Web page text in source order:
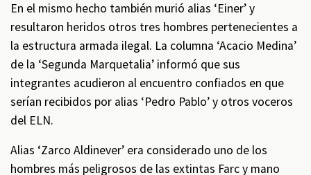
En el mismo hecho también murió alias ‘Einer’ y
resultaron heridos otros tres hombres pertenecientes a
la estructura armada ilegal. La columna ‘Acacio Medina’
de la ‘Segunda Marquetalia’ informó que sus
integrantes acudieron al encuentro confiados en que
serían recibidos por alias ‘Pedro Pablo’ y otros voceros
del ELN.
Alias ‘Zarco Aldinever’ era considerado uno de los
hombres más peligrosos de las extintas Farc y mano